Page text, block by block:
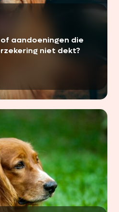
aandoeningen die
niet dekt?